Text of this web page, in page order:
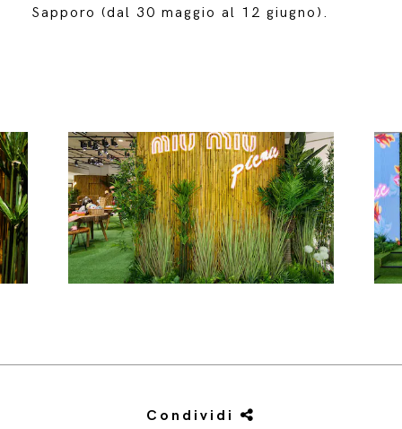
Sapporo (dal 30 maggio al 12 giugno).
Condividi